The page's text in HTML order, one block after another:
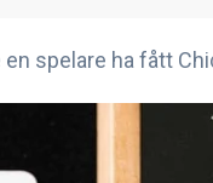
spelare ha fått